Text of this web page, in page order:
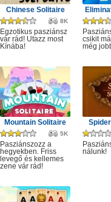
Chinese Solitaire
8K
Egzotikus pasziánsz
vár rád! Utazz most
Kínába!
csikit
még
Mountain Solitaire
5K
Pasziánszozz a
hegyekben. Friss
levegő és kellemes
zene vár rád!
nálunk!